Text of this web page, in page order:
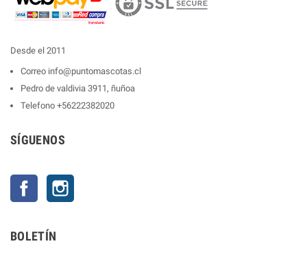
Desde el 2011
Correo info@puntomascotas.cl
Pedro de valdivia 3911, ñuñoa
Telefono +56222382020
SÍGUENOS
Facebook
BOLETÍN